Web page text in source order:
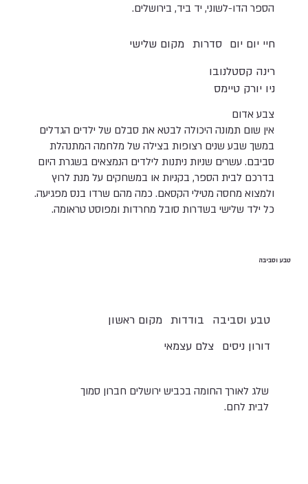
הספר הדו-לשוני, יד ביד, בירושלים.
מקום שלישי סדרות חיי יום יום
רינה קסטלנובו
ניו יורק טיימס
צבע אדום
אין שום תמונה היכולה לבטא את סבלם של ילדים הגדלים
במשך שבע שנים רצופות בצילה של מלחמה המתנהלת
סביבם. עשרים שניות ניתנות לילדים הנמצאים בשגרת היום
בדרכם לבית הספר, בקניות או במשחקים על מנת לרוץ
ולמצוא מחסה מטילי הקסאם. כמה מהם שרדו בנס מפגיעה.
כל ילד שלישי בשדרות סובל מחרדות ומפוסט טראומה.
טבע וסביבה
מקום ראשון בודדות
טבע וסביבה
צלם עצמאי דורון ניסים
שלג לאורך החומה בכביש ירושלים חברון סמוך
לבית לחם.